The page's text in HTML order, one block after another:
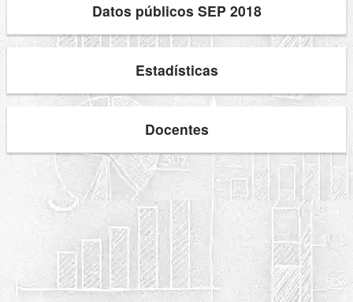
Datos públicos SEP 2018
Estadísticas
Docentes